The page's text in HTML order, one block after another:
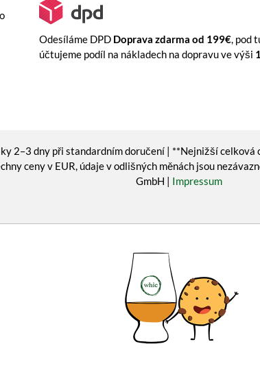
Odesíláme DPD Doprava zdarma od 199€, pod
účtujeme podíl na nákladech na dopravu ve výši
2–3 dny při standardním doručení | **Nejnižší celková
ceny v EUR, údaje v odlišných měnách jsou
GmbH | Impressum